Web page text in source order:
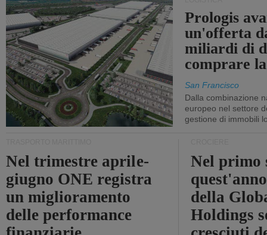
Prologis
un'offerta
miliardi di
comprare
San Francisco
Dalla combinazione
europeo nel settore
gestione di immobili
Nel trimestre aprile-
giugno ONE registra
un miglioramento
delle performance
Nel primo
della
Holdings